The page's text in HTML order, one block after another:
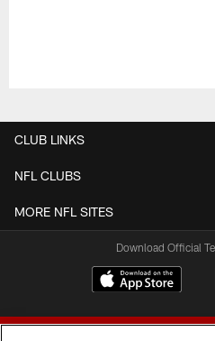
CLUB LINKS
NFL CLUBS
MORE NFL SITES
Download Official